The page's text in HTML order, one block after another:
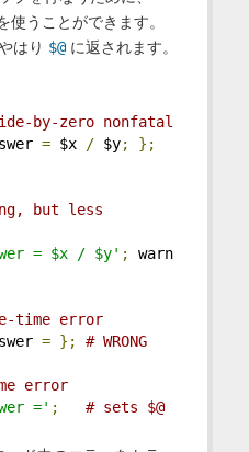
使うことができます。
はり $@に返されます。
by-zero nonfatal
= $x / $y;
};
but less
= $x / $y' ;
warn
time error
= }; # WRONG
error
=' ; # sets $@